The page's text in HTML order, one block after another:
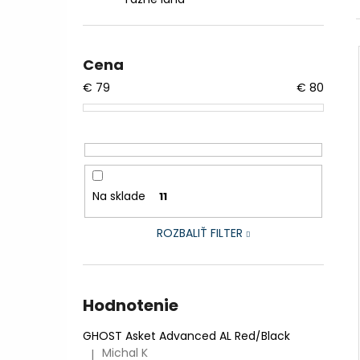
Cena
€ 79 € 80
Na sklade 11
ROZBALIŤ FILTER
Hodnotenie
GHOST Asket Advanced AL Red/Black
| Michal K
CTM AREON XPERT - MATNÁ LIMETKOVÁ